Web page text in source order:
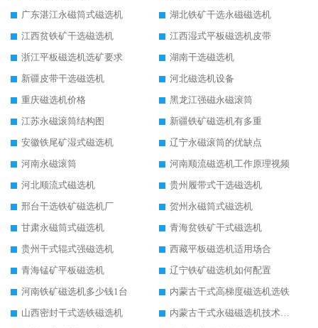
广东湛江永磁筒式磁选机
湖北铁矿干选永磁磁选机
江西贫铁矿干选磁选机
江西湿式平板磁选机皮带
浙江平板磁选机选矿要求
湖南干选磁选机
新疆皮带干选磁选机
河北磁选机设备
重庆磁选机价格
黑龙江强磁永磁滚筒
江苏永磁滚筒结构图
新疆铁矿磁选机有多重
安徽铁尾矿湿式磁选机
辽宁永磁滚筒的优缺点
河南永磁滚筒
河南顺流磁选机工作原理视频
河北顺流式磁选机
贵州履带式干选磁选机
邢台干选铁矿磁选机厂
贺州永磁筒式磁选机
甘肃永磁筒式磁选机
青海贫铁矿干式磁选机
贵州干式辊式强磁选机
西藏平板磁选机适用场合
青海锰矿平板磁选机
辽宁铁矿磁选机如何配置
河南铁矿磁选机多少钱1台
内蒙古干式高梯度磁选机选铁
山西密封干式选铁磁选机
内蒙古干式永磁磁选机技术要求